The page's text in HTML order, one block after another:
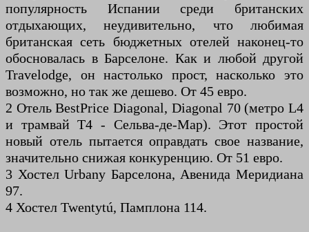
популярность Испании среди британских
отдыхающих, неудивительно, что любимая
британская сеть бюджетных отелей наконец-то
обосновалась в Барселоне. Как и любой другой
Travelodge, он настолько прост, насколько это
возможно, но так же дешево. От 45 евро.
2 Отель BestPrice Diagonal, Diagonal 70 (метро L4
и трамвай T4 - Сельва-де-Мар). Этот простой
новый отель пытается оправдать свое название,
значительно снижая конкуренцию. От 51 евро.
3 Хостел Urbany Барселона, Авенида Меридиана
97.
4 Хостел Twentytú, Памплона 114.